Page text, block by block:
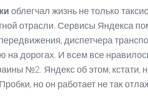
облегчал жизнь не только
отрасли. Сервисы Яндекса
диспетчера
на дорогах. И всем все
№2. Яндекс об этом, кстати,
но он работает не так